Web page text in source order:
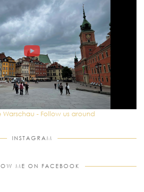
Warschau - Follow us around
INSTAGRAM
ME ON FACEBOOK